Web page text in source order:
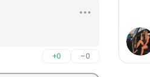
+0 –0